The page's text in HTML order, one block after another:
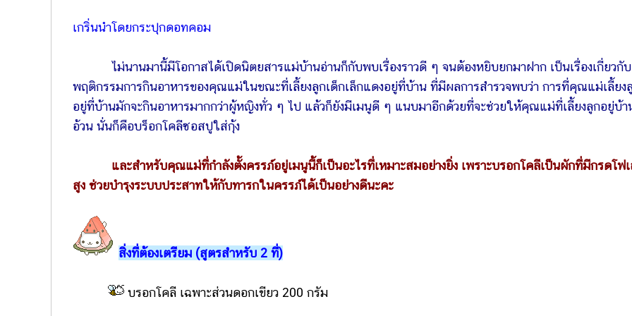
เกริ่นนำโดยกระปุกดอทคอม
ไม่นานมานี้มีโอกาสได้เปิดนิตยสารแม่บ้านอ่านก็กับพบเรื่องราวดี ๆ จนต้องหยิบยกมาฝาก เป็นเรื่องเกี่ยวกับ
พฤติกรรมการกินอาหารของคุณแม่ในขณะที่เลี้ยงลูกเด็กเล็กแดงอยู่ที่บ้าน ที่มีผลการสำรวจพบว่า การที่คุณแม่เลี้ยง
อยู่ที่บ้านมักจะกินอาหารมากกว่าผู้หญิงทั่ว ๆ ไป แล้วก็ยังมีเมนูดี ๆ แนบมาอีกด้วยที่จะช่วยให้คุณแม่ที่เลี้ยงลูกอยู่บ้า
อ้วน นั่นก็คือบร็อกโคลีซอสปูใส่กุ้ง
และสำหรับคุณแม่ที่กำลังตั้งครรภ์อยู่เมนูนี้ก็เป็นอะไรที่เหมาะสมอย่างยิ่ง เพราะบรอกโคลีเป็นผักที่มีกรดโฟ
สูง ช่วยบำรุงระบบประสาทให้กับทารกในครรภ์ได้เป็นอย่างดีนะคะ
สิ่งที่ต้องเตรียม (สูตรสำหรับ 2 ที่)
บรอกโคลี เฉพาะส่วนดอกเขียว 200 กรัม